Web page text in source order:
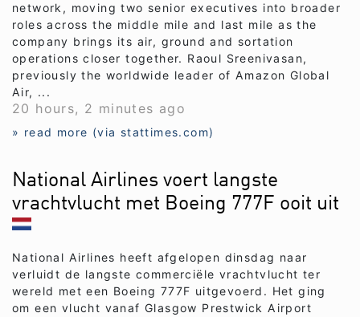
network, moving two senior executives into broader
roles across the middle mile and last mile as the
company brings its air, ground and sortation
operations closer together. Raoul Sreenivasan,
previously the worldwide leader of Amazon Global
Air, ...
20 hours, 2 minutes ago
» read more (via stattimes.com)
National Airlines voert langste
vrachtvlucht met Boeing 777F ooit uit
National Airlines heeft afgelopen dinsdag naar
verluidt de langste commerciële vrachtvlucht ter
wereld met een Boeing 777F uitgevoerd. Het ging
om een vlucht vanaf Glasgow Prestwick Airport